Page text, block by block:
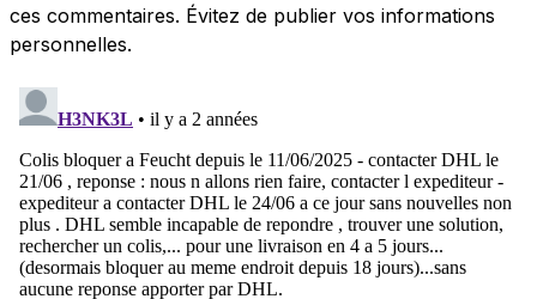
ces commentaires. Évitez de publier vos informations
personnelles.